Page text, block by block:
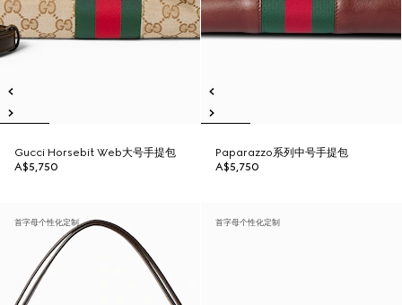
Gucci Horsebit Web大号手提包
A$5,750
Paparazzo系列中号手提包
A$5,750
首字母个性化定制 首字母个性化定制